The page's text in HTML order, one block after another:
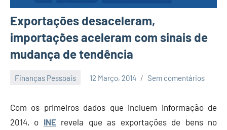
Exportações desaceleram,
importações aceleram com sinais de
mudança de tendência
Finanças Pessoais 12 Março, 2014
Economia
Finanças
Sem comentários
Com os primeiros dados que incluem informação de
2014, o INErevela que as exportações de bens no